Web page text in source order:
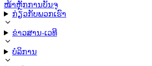
ໜ້າຫຼັກການບັນຈຸ
ກ່ຽວກັບພວກເຮົາ
ຂ່າວສານ-ເວທີ
ບໍລິການ